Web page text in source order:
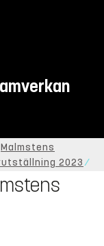
för
Malmstens
2023